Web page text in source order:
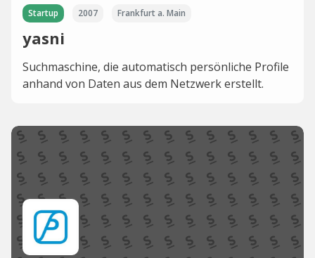
Startup 2007 Frankfurt a. Main
yasni
Suchmaschine, die automatisch persönliche Profile
anhand von Daten aus dem Netzwerk erstellt.